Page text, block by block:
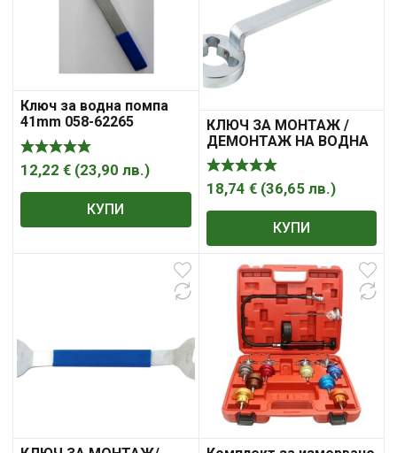
Ключ за водна помпа
41mm 058-62265
12,22 € (23,90 лв.)
КУПИ
КЛЮЧ ЗА МОНТАЖ /
ДЕМОНТАЖ НА ВОДНА
ПОМПА FORCE
18,74 € (36,65 лв.)
КУПИ